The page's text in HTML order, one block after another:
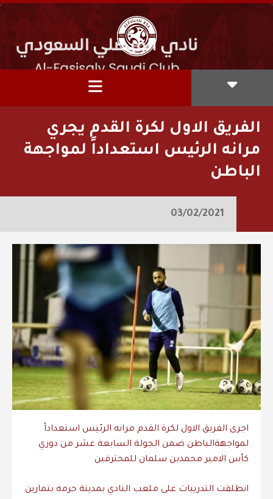
الفريق الاول لكرة القدم يجري
مرانه الرئيس استعداداً لمواجهة
الباطن
03/02/2021
اجرى الفريق الاول لكرة القدم مرانه الرئيس استعداداً
لمواجهةالباطن ضمن الجولة السابعة عشر من دوري
كأس الامير محمدبن سلمان للمحترفين
انطلقت التدريبات على ملعب النادي بمدينة حرمه بتمارين